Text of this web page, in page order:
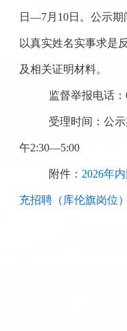
日—7月 10日。公示期
以真实姓名实事求是
及相关证明材料。
监督举报电话：
受理时间：公
午2:30—5:00
附件： 2026年
充招聘（库伦旗岗位